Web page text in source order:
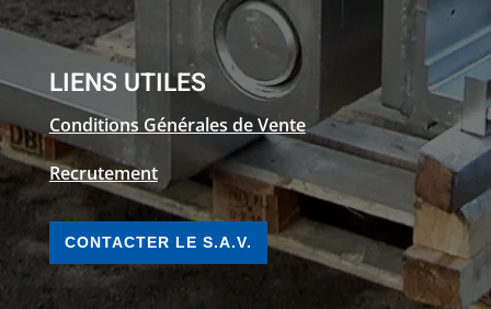
LIENS UTILES
Conditions Générales de Vente
Recrutement
CONTACTER LE S.A.V.